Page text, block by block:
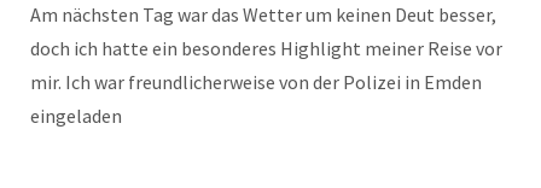
Am nächsten Tag war das Wetter um keinen Deut besser,
doch ich hatte ein besonderes Highlight meiner Reise vor
mir. Ich war freundlicherweise von der Polizei in Emden
eingeladen